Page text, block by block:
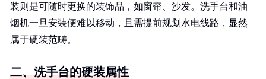
装则是可随时更换的装饰品，如窗帘、沙发。洗手台和油
烟机一旦安装便难以移动，且需提前规划水电线路，显然
属于硬装范畴。
二、洗手台的硬装属性